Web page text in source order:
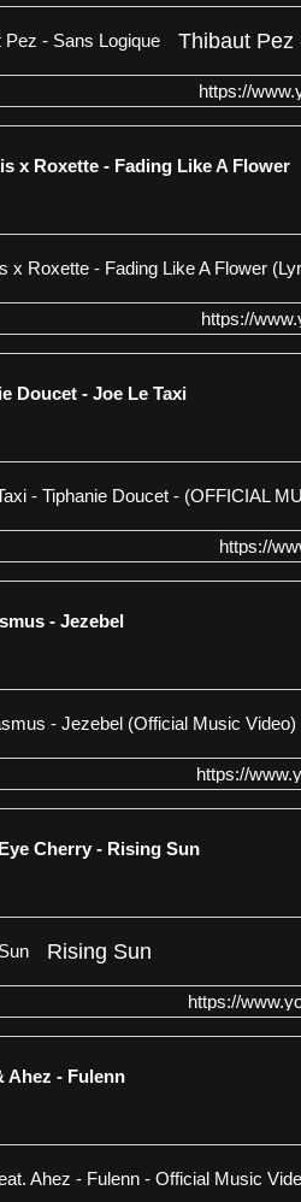
Thibaut Pez
https://
x Roxette - Fading Like A Flower
https://
Doucet - Joe Le Taxi
https://
- Jezebel
https://
Cherry - Rising Sun
Rising Sun
https://
Ahez - Fulenn